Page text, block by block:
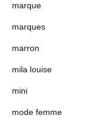
marque
marques
marron
mila louise
mini
mode femme